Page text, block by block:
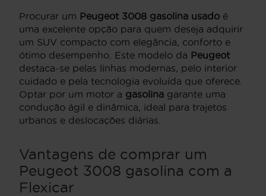
Procurar um Peugeot 3008 gasolina usado é
uma excelente opção para quem deseja adquirir
um SUV compacto com elegância, conforto e
ótimo desempenho. Este modelo da Peugeot
destaca-se pelas linhas modernas, pelo interior
cuidado e pela tecnologia evoluída que oferece.
Optar por um motor a gasolina garante uma
condução ágil e dinâmica, ideal para trajetos
urbanos e deslocações diárias.
Vantagens de comprar um
Peugeot 3008 gasolina com a
Flexicar